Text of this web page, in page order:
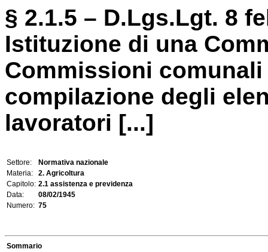
§ 2.1.5 – D.Lgs.Lgt. 8
Istituzione di una
Commissioni
compilazione degli
lavoratori [...]
Settore:
Normativa nazionale
Materia:
2. Agricoltura
Capitolo: 2.1 assistenza e previdenza
Data:
08/02/1945
Numero: 75
Sommario